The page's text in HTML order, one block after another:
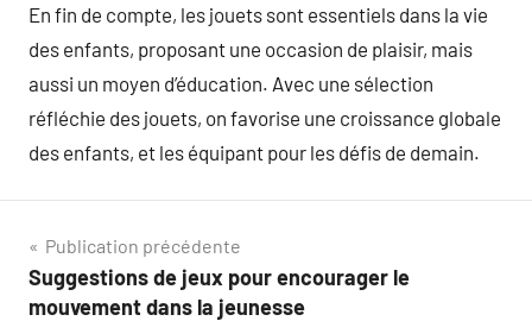
En fin de compte, les jouets sont essentiels dans la vie
des enfants, proposant une occasion de plaisir, mais
aussi un moyen d’éducation. Avec une sélection
réfléchie des jouets, on favorise une croissance globale
des enfants, et les équipant pour les défis de demain.
Navigation
de
Publication précédente
Suggestions de jeux pour encourager le
mouvement dans la jeunesse